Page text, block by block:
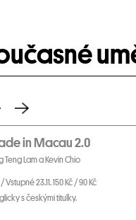
in Macau 2.0
Teng Lam a Kevin Chio
23.11. 150 Kč / 90 Kč
s českými titulky.